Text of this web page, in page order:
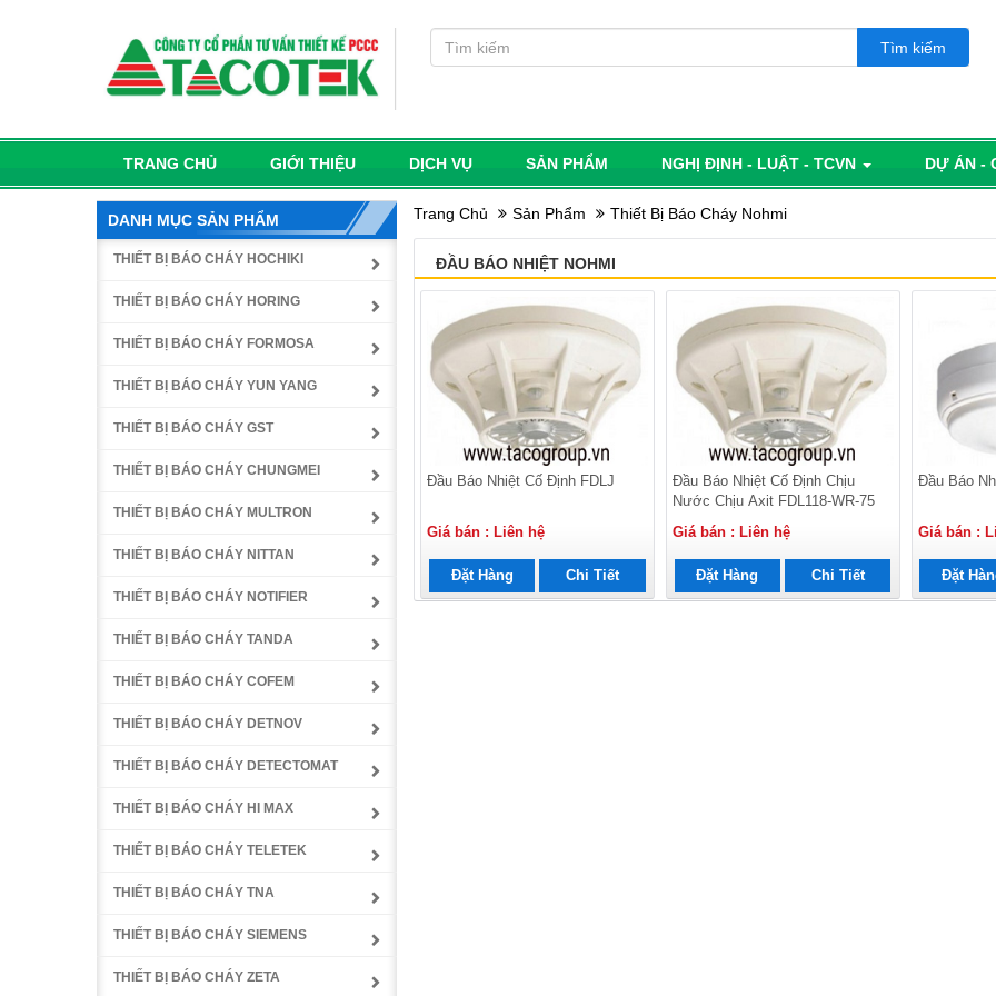
TRANG CHỦ GIỚI THIỆU DỊCH VỤ SẢN PHẨM NGHỊ ĐỊNH - LUẬT - TCVN DỰ ÁN -
Trang Chủ Sản Phẩm Thiết Bị Báo Cháy Nohmi
ĐẦU BÁO NHIỆT NOHMI
Đầu Báo Nhiệt Cố Định FDLJ
Giá bán : Liên hệ
Đặt Hàng Chi Tiết
Đầu Báo Nhiệt Cố Định Chịu
Nước Chịu Axit FDL118-WR-75
Giá bán : Liên hệ
Đặt Hàng Chi Tiết
Đầu Báo
Giá bán :
Đặt
DANH MỤC SẢN PHẨM
THIẾT BỊ BÁO CHÁY HOCHIKI
THIẾT BỊ BÁO CHÁY HORING
THIẾT BỊ BÁO CHÁY FORMOSA
THIẾT BỊ BÁO CHÁY YUN YANG
THIẾT BỊ BÁO CHÁY GST
THIẾT BỊ BÁO CHÁY CHUNGMEI
THIẾT BỊ BÁO CHÁY MULTRON
THIẾT BỊ BÁO CHÁY NITTAN
THIẾT BỊ BÁO CHÁY NOTIFIER
THIẾT BỊ BÁO CHÁY TANDA
THIẾT BỊ BÁO CHÁY COFEM
THIẾT BỊ BÁO CHÁY DETNOV
THIẾT BỊ BÁO CHÁY DETECTOMAT
THIẾT BỊ BÁO CHÁY HI MAX
THIẾT BỊ BÁO CHÁY TELETEK
THIẾT BỊ BÁO CHÁY TNA
THIẾT BỊ BÁO CHÁY SIEMENS
THIẾT BỊ BÁO CHÁY ZETA